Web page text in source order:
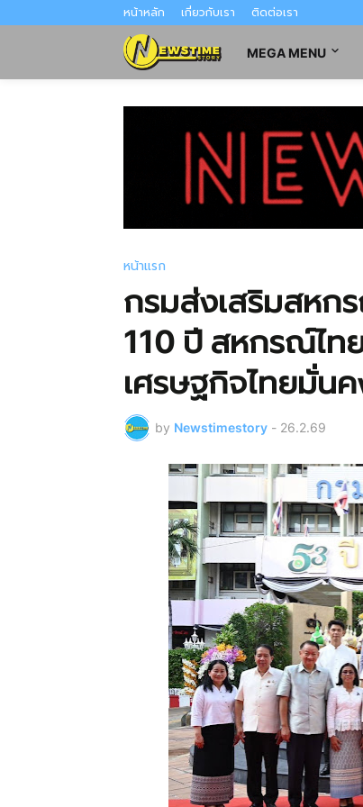
หน้าหลัก เกี่ยวกับเรา ติดต่อเรา
MEGA MENU
หน้าแรก
กรมส่งเสริมสหก
110 ปี สหกรณ์ไท
เศรษฐกิจไทยมั่นค
by Newstimestory - 26.2.69